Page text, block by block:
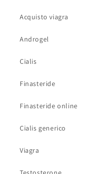
Acquisto viagra
Androgel
Cialis
Finasteride
Finasteride online
Cialis generico
Viagra